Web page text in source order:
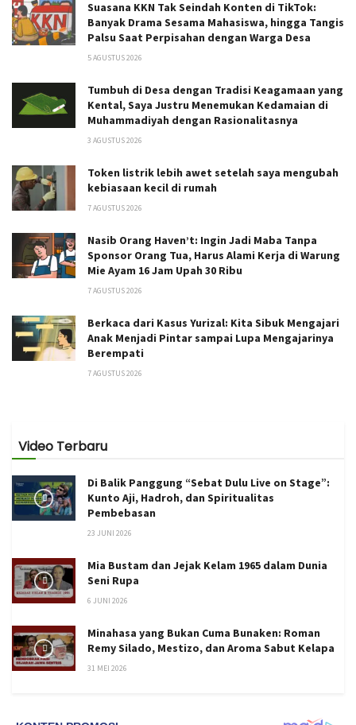
Suasana KKN Tak Seindah Konten di TikTok:
Banyak Drama Sesama Mahasiswa, hingga Tangis
Palsu Saat Perpisahan dengan Warga Desa
5 AGUSTUS 2026
Tumbuh di Desa dengan Tradisi Keagamaan yang
Kental, Saya Justru Menemukan Kedamaian di
Muhammadiyah dengan Rasionalitasnya
3 AGUSTUS 2026
Token listrik lebih awet setelah saya mengubah
kebiasaan kecil di rumah
7 AGUSTUS 2026
Nasib Orang Haven’t: Ingin Jadi Maba Tanpa
Sponsor Orang Tua, Harus Alami Kerja di Warung
Mie Ayam 16 Jam Upah 30 Ribu
7 AGUSTUS 2026
Berkaca dari Kasus Yurizal: Kita Sibuk Mengajari
Anak Menjadi Pintar sampai Lupa Mengajarinya
Berempati
7 AGUSTUS 2026
Video Terbaru
Di Balik Panggung “Sebat Dulu Live on Stage”:
Kunto Aji, Hadroh, dan Spiritualitas
Pembebasan
23 JUNI 2026
Mia Bustam dan Jejak Kelam 1965 dalam Dunia
Seni Rupa
6 JUNI 2026
Minahasa yang Bukan Cuma Bunaken: Roman
Remy Silado, Mestizo, dan Aroma Sabut Kelapa
31 MEI 2026